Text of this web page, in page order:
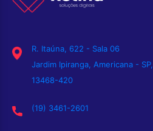
R. Itaúna, 622 - Sala 06
Jardim Ipiranga, Americana - SP,
13468-420
(19) 3461-2601